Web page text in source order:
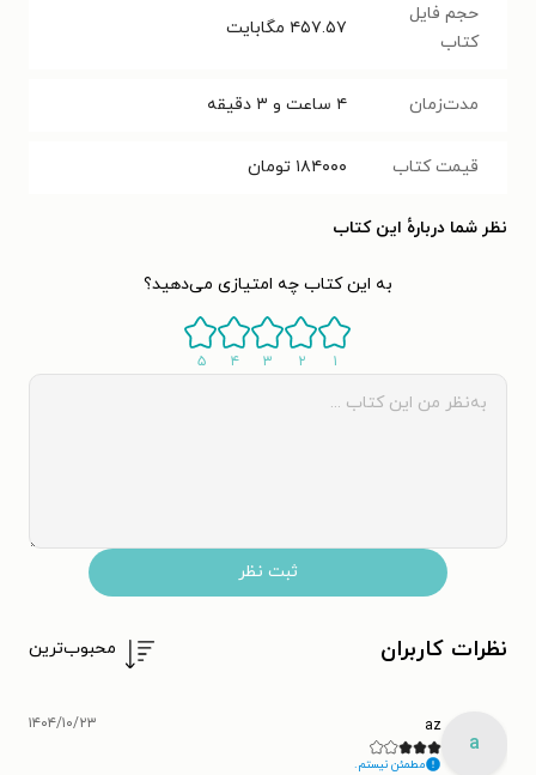
حجم فایل
کتاب
۴۵۷.۵۷ مگابایت
مدت‌زمان ۴ ساعت و ۳ دقیقه
قیمت کتاب ۱۸۴۰۰۰ تومان
نظر شما دربارهٔ این کتاب
به این کتاب چه امتیازی می‌دهید؟
۱ ۲ ۳ ۴ ۵
ثبت نظر
نظرات کاربران محبوب‌ترین
a
az
مطمئن نیستم.
۱۴۰۴/۱۰/۲۳